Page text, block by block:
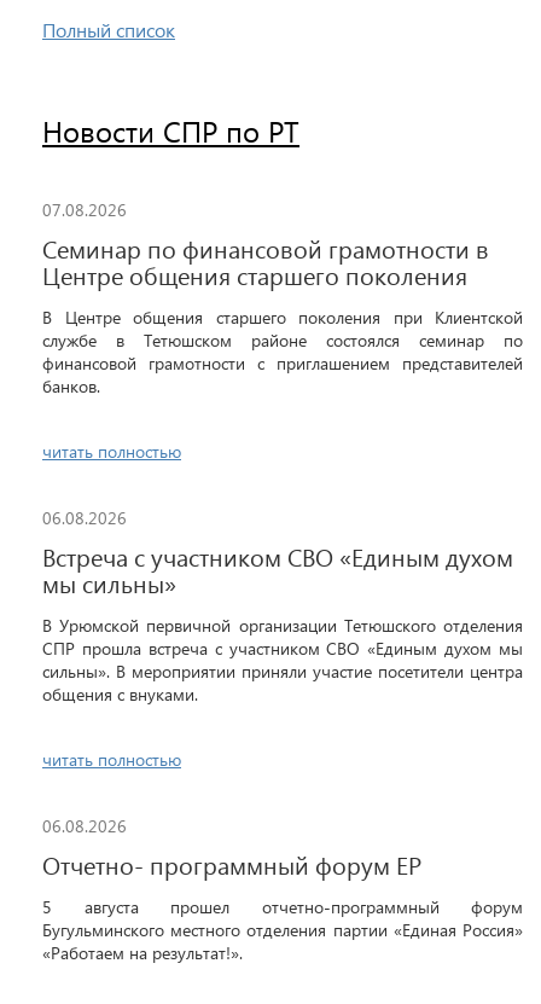
Полный список
Новости СПР по РТ
07.08.2026
Семинар по финансовой грамотности в
Центре общения старшего поколения
В Центре общения старшего поколения при Клиентской
службе в Тетюшском районе состоялся семинар по
финансовой грамотности с приглашением представителей
банков.
читать полностью
06.08.2026
Встреча с участником СВО «Единым духом
мы сильны»
В Урюмской первичной организации Тетюшского отделения
СПР прошла встреча с участником СВО «Единым духом мы
сильны». В мероприятии приняли участие посетители центра
общения с внуками.
читать полностью
06.08.2026
Отчетно- программный форум ЕР
5 августа прошел отчетно-программный форум
Бугульминского местного отделения партии «Единая Россия»
«Работаем на результат!».